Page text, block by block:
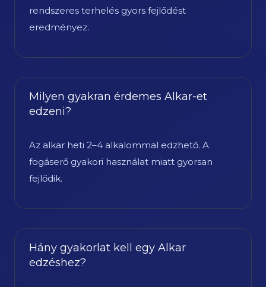
rendszeres terhelés gyors fejlődést
eredményez.
Milyen gyakran érdemes Alkar-et
edzeni?
Az alkar heti 2–4 alkalommal edzhető. A
fogáserő gyakori használat miatt gyorsan
fejlődik.
Hány gyakorlat kell egy Alkar
edzéshez?